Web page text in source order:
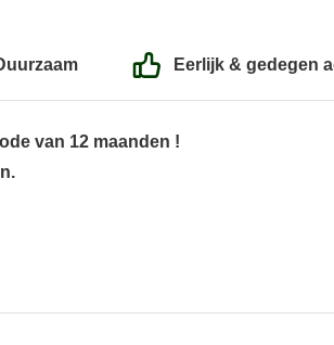
Eerlijk & gedegen
van 12 maanden !